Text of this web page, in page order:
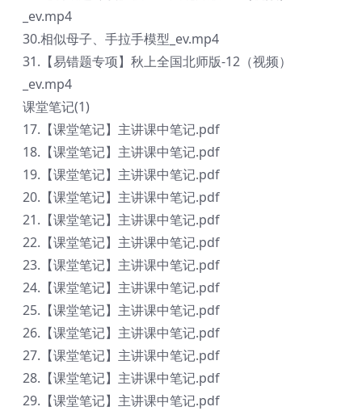
_ev.mp4
30.相似母子、手拉手模型_ev.mp4
31.【易错题专项】秋上全国北师版-12（视频）
_ev.mp4
课堂笔记(1)
17.【课堂笔记】主讲课中笔记.pdf
18.【课堂笔记】主讲课中笔记.pdf
19.【课堂笔记】主讲课中笔记.pdf
20.【课堂笔记】主讲课中笔记.pdf
21.【课堂笔记】主讲课中笔记.pdf
22.【课堂笔记】主讲课中笔记.pdf
23.【课堂笔记】主讲课中笔记.pdf
24.【课堂笔记】主讲课中笔记.pdf
25.【课堂笔记】主讲课中笔记.pdf
26.【课堂笔记】主讲课中笔记.pdf
27.【课堂笔记】主讲课中笔记.pdf
28.【课堂笔记】主讲课中笔记.pdf
29.【课堂笔记】主讲课中笔记.pdf